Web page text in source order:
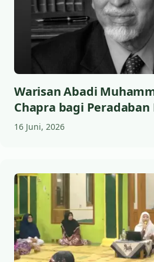
Warisan Abadi
Chapra bagi
16 Juni, 2026